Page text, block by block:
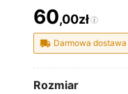
PRICE
60,00zł
Darmowa dostawa
Rozmiar